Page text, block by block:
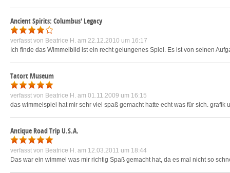
Ancient Spirits: Columbus' Legacy
verfasst von Beatrice H. am 22.12.2010 um 16:17
Ich finde das Wimmelbild ist ein recht gelungenes Spiel. Es ist von seinen
Tatort Museum
verfasst von Beatrice H. am 01.11.2009 um 16:15
das wimmelspiel hat mir sehr viel spaß gemacht hatte echt was für sich.
Antique Road Trip U.S.A.
verfasst von Beatrice H. am 12.03.2011 um 18:44
Das war ein wimmel was mir richtig Spaß gemacht hat, da es mal nicht so